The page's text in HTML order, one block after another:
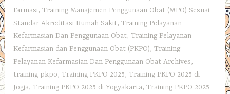
Farmasi,Training Manajemen Penggunaan Obat (MPO) Sesuai
Standar Akreditasi Rumah Sakit,Training Pelayanan
Kefarmasian Dan Penggunaan Obat,Training Pelayanan
Kefarmasian dan Penggunaan Obat (PKPO),Training
Pelayanan Kefarmasian Dan Penggunaan Obat Archives,
training pkpo,Training PKPO 2025,Training PKPO 2025 di
Jogja,Training PKPO 2025 di Yogyakarta,Training PKPO 2025